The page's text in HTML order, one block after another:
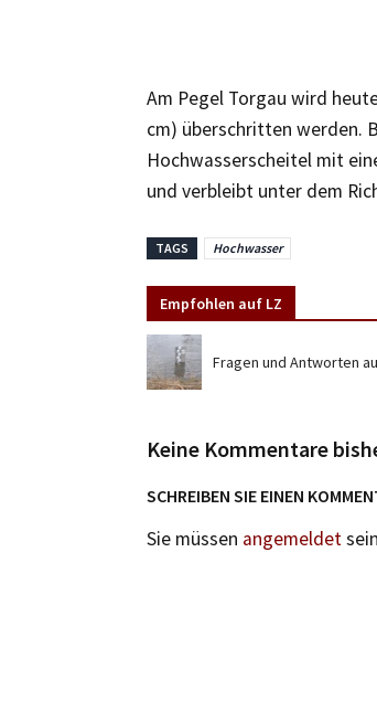
Am Pegel Torgau wird
cm) überschritten werden.
Hochwasserscheitel mit
und verbleibt unter dem
TAGS Hochwasser
Empfohlen auf LZ
Fragen und Antworten
Keine Kommentare
SCHREIBEN SIE EINEN
Sie müssen angemeldet